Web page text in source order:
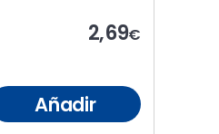
2,69€
Añadir